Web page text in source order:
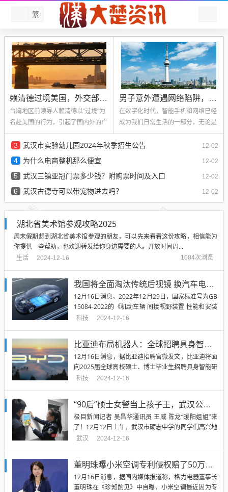
繁
赖清德过境美国，外交部严厉谴责的背后
台湾地区前领导人赖清德以“过境”为
名赴美国的行为，引起了国内外的广
泛关注，对此，我国外交部迅速作出
反...
男子意外遭遇网络陷阱，买剑南春扫码竟扫出不雅网站
在数字化时代，智能手机和网络已经
成为我们日常生活的一部分，无论是
购物、娱乐还是工作，我们都会频繁
使用...
3 武汉市实验幼儿园2024年秋季招生公告 12-02
4 为什么电商整机那么便宜 12-02
5 武汉三镇亚冠门票多少钱？附购票时间及入口 12-02
6 武汉古德寺可以带宠物进去吗？ 12-02
湖北省美术馆参观攻略2025
周末假期想到湖北省美术馆参观的朋友，可以先来看看这份攻略，相信能为
你提供一些帮助，也欢迎转发给你身边需要的人。开放时间周...
生活
2024-12-16 1084次浏览
我国将全面淘汰传统后视镜 换汽车电子后视镜可行否：现实情况暗淡
12月16日消息，2022年12月29日，国家标准号为GB
15084-2022的《机动车辆 间接视野装置 性能和安装
要求》正式发布。 新标准将自2023年7月1日正式实
科技 2024-12-16
比亚迪布局机器人：全球招聘具身智能人才
12月16日消息，据比亚迪招聘官微发文，比亚迪将面
向2025届全球高校硕士、博士毕业生招聘具身智能研
究团队。境内院校毕业时间为2024年9月~2025年8
科技 2024-12-16
“90后”硕士女警当上孩子王，武汉公安有个“暖阳姐姐”
极目新闻记者 吴昌华通讯员 王威 陈龙“暖阳姐姐”来
了！12月12日上午，武汉市砺志中学的同学们高兴地
和民警阮洋打招呼。...
武汉 2024-12-16
董明珠曝小米空调专利侵权赔了50万：格力空调世界最好！
12月16日消息，据国内媒体报道称，格力电器董事长
董明珠在《珍知酌见》中自曝，小米空调最近因为专